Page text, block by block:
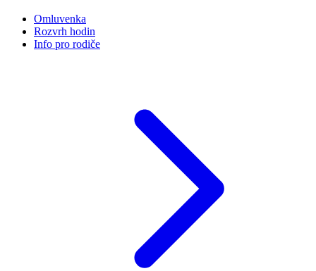
Omluvenka
Rozvrh hodin
Info pro rodiče